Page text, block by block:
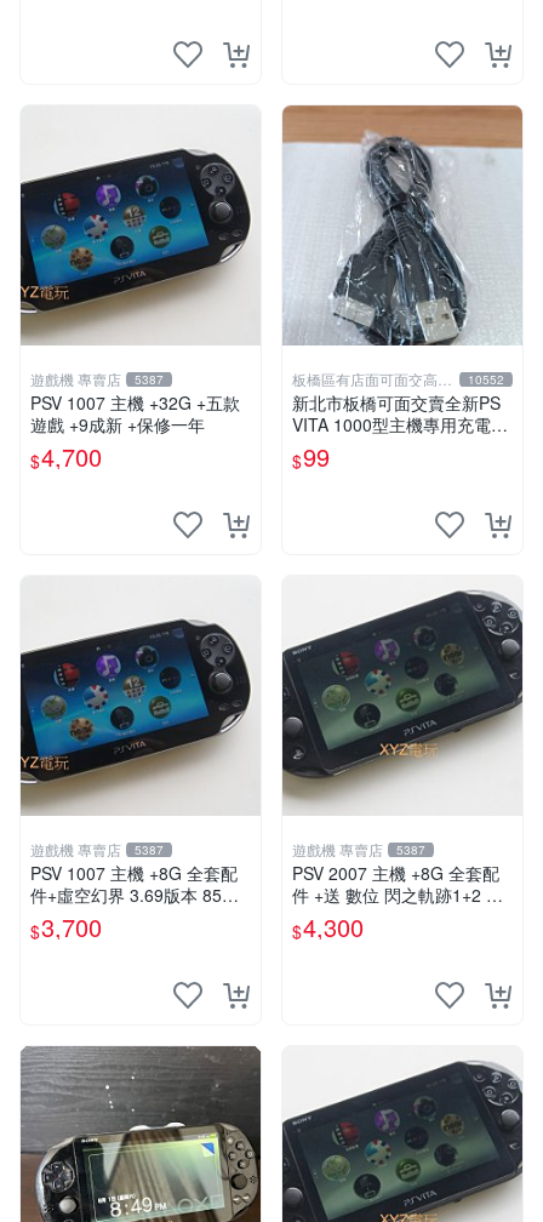
遊戲機 專賣店 5387
PSV 1007 主機 +32G +五款
遊戲 +9成新 +保修一年
$4,700
板橋區有店面可面交高價
回收電玩
10552
新北市板橋可面交賣全新PS
VITA 1000型主機專用充電
線....超便宜只賣99元
$99
遊戲機 專賣店 5387
PSV 1007 主機 +8G 全套配
件+虛空幻界 3.69版本 85成
新 PS Vita1007 一年保修
$3,700
遊戲機 專賣店 5387
PSV 2007 主機 +8G 全套配
件 +送 數位 閃之軌跡1+2 保
修一年 品質有保障
$4,300